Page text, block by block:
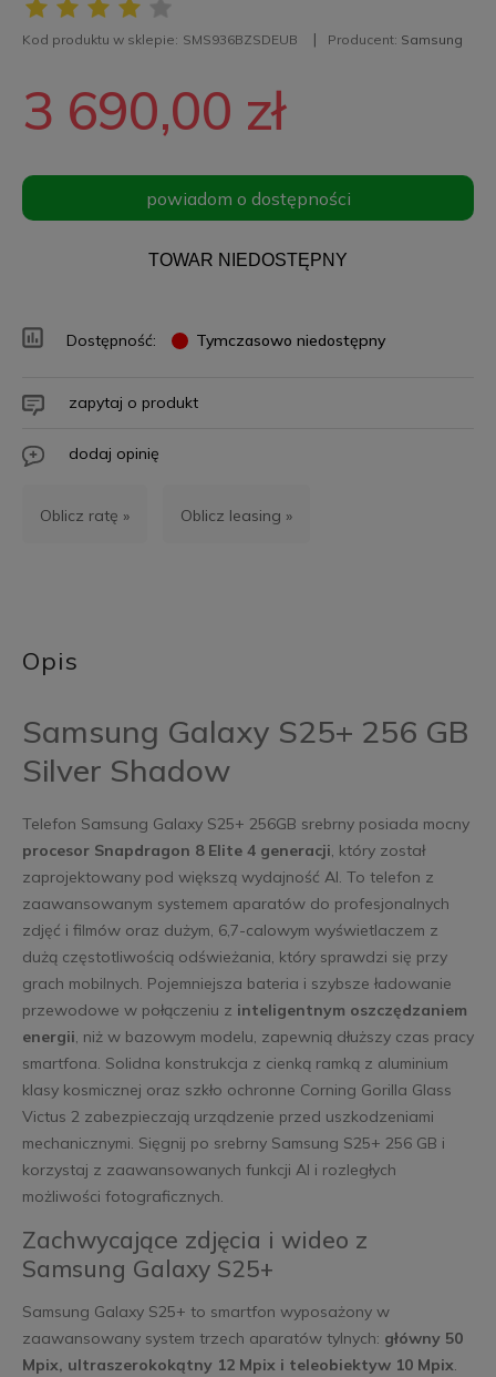
Kod produktu w sklepie: SMS936BZSDEUB Producent: Samsung
3 690,00 zł
powiadom o dostępności
TOWAR NIEDOSTĘPNY
Dostępność: Tymczasowo niedostępny
zapytaj o produkt
dodaj opinię
Oblicz ratę » Oblicz leasing »
Opis
Samsung Galaxy S25+ 256 GB
Silver Shadow
Telefon Samsung Galaxy S25+ 256GB srebrny posiada mocny
procesor Snapdragon 8 Elite 4 generacji, który został
zaprojektowany pod większą wydajność AI. To telefon z
zaawansowanym systemem aparatów do profesjonalnych
zdjęć i filmów oraz dużym, 6,7-calowym wyświetlaczem z
dużą częstotliwością odświeżania, który sprawdzi się przy
grach mobilnych. Pojemniejsza bateria i szybsze ładowanie
przewodowe w połączeniu z inteligentnym oszczędzaniem
energii, niż w bazowym modelu, zapewnią dłuższy czas pracy
smartfona. Solidna konstrukcja z cienką ramką z aluminium
klasy kosmicznej oraz szkło ochronne Corning Gorilla Glass
Victus 2 zabezpieczają urządzenie przed uszkodzeniami
mechanicznymi. Sięgnij po srebrny Samsung S25+ 256 GB i
korzystaj z zaawansowanych funkcji AI i rozległych
możliwości fotograficznych.
Zachwycające zdjęcia i wideo z
Samsung Galaxy S25+
Samsung Galaxy S25+ to smartfon wyposażony w
zaawansowany system trzech aparatów tylnych: główny 50
Mpix, ultraszerokokątny 12 Mpix i teleobiektyw 10 Mpix.